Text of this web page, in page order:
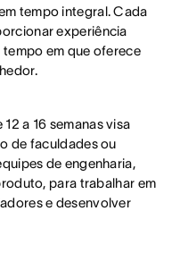
tempo integral. Cada
experiência
em que oferece
a 16 semanas visa
de faculdades ou
de engenharia,
para trabalhar em
e desenvolver